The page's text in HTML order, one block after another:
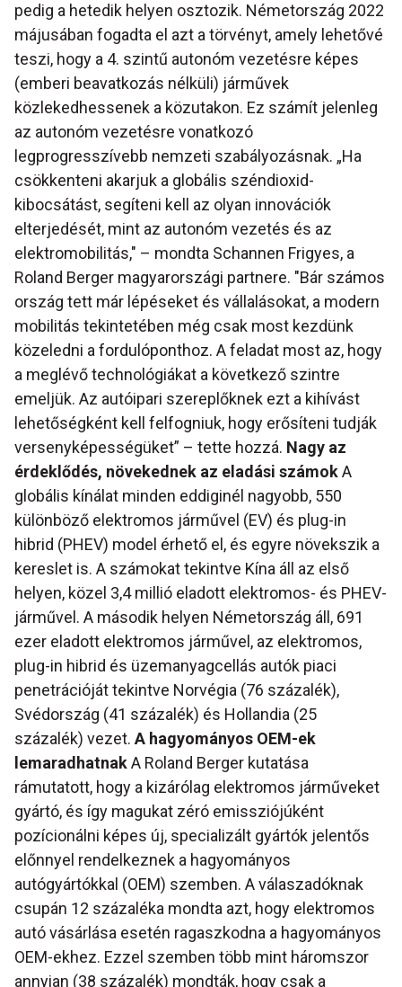
pedig a hetedik helyen osztozik. Németország 2022
májusában fogadta el azt a törvényt, amely lehetővé
teszi, hogy a 4. szintű autonóm vezetésre képes
(emberi beavatkozás nélküli) járművek
közlekedhessenek a közutakon. Ez számít jelenleg
az autonóm vezetésre vonatkozó
legprogresszívebb nemzeti szabályozásnak. „Ha
csökkenteni akarjuk a globális széndioxid-
kibocsátást, segíteni kell az olyan innovációk
elterjedését, mint az autonóm vezetés és az
elektromobilitás," – mondta Schannen Frigyes, a
Roland Berger magyarországi partnere. "Bár számos
ország tett már lépéseket és vállalásokat, a modern
mobilitás tekintetében még csak most kezdünk
közeledni a fordulóponthoz. A feladat most az, hogy
a meglévő technológiákat a következő szintre
emeljük. Az autóipari szereplőknek ezt a kihívást
lehetőségként kell felfogniuk, hogy erősíteni tudják
versenyképességüket” – tette hozzá. Nagy az
érdeklődés, növekednek az eladási számokA
globális kínálat minden eddiginél nagyobb, 550
különböző elektromos járművel (EV) és plug-in
hibrid (PHEV) model érhető el, és egyre növekszik a
kereslet is. A számokat tekintve Kína áll az első
helyen, közel 3,4 millió eladott elektromos- és PHEV-
járművel. A második helyen Németország áll, 691
ezer eladott elektromos járművel, az elektromos,
plug-in hibrid és üzemanyagcellás autók piaci
penetrációját tekintve Norvégia (76 százalék),
Svédország (41 százalék) és Hollandia (25
százalék) vezet. A hagyományos OEM-ek
lemaradhatnakA Roland Berger kutatása
rámutatott, hogy a kizárólag elektromos járműveket
gyártó, és így magukat zéró emissziójúként
pozícionálni képes új, specializált gyártók jelentős
előnnyel rendelkeznek a hagyományos
autógyártókkal (OEM) szemben. A válaszadóknak
csupán 12 százaléka mondta azt, hogy elektromos
autó vásárlása esetén ragaszkodna a hagyományos
OEM-ekhez. Ezzel szemben több mint háromszor
annyian (38 százalék) mondták, hogy csak a